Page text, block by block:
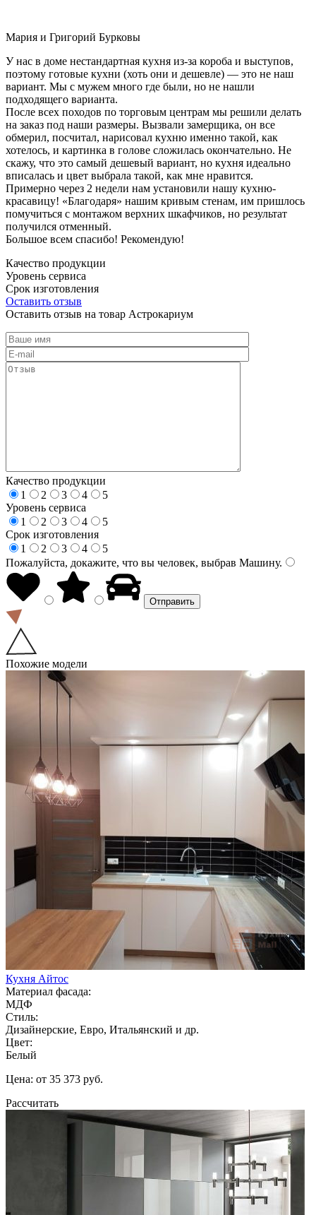
Мария и Григорий Бурковы
У нас в доме нестандартная кухня из-за короба и выступов,
поэтому готовые кухни (хоть они и дешевле) — это не наш
вариант. Мы с мужем много где были, но не нашли
подходящего варианта.
После всех походов по торговым центрам мы решили делать
на заказ под наши размеры. Вызвали замерщика, он все
обмерил, посчитал, нарисовал кухню именно такой, как
хотелось, и картинка в голове сложилась окончательно. Не
скажу, что это самый дешевый вариант, но кухня идеально
вписалась и цвет выбрала такой, как мне нравится.
Примерно через 2 недели нам установили нашу кухню-
красавицу! «Благодаря» нашим кривым стенам, им пришлось
помучиться с монтажом верхних шкафчиков, но результат
получился отменный.
Большое всем спасибо! Рекомендую!
Качество продукции
Уровень сервиса
Срок изготовления
Оставить отзыв
Оставить отзыв на товар Астрокариум
Качество продукции
1
2 3 4
5
Уровень сервиса
1
2 3 4
5
Срок изготовления
1
2 3 4
5
Пожалуйста, докажите, что вы человек, выбрав Машину.
Похожие модели
Кухня Айтос
Материал фасада:
МДФ
Стиль:
Дизайнерские, Евро, Итальянский и др.
Цвет:
Белый
Цена: от 35 373 руб.
Рассчитать